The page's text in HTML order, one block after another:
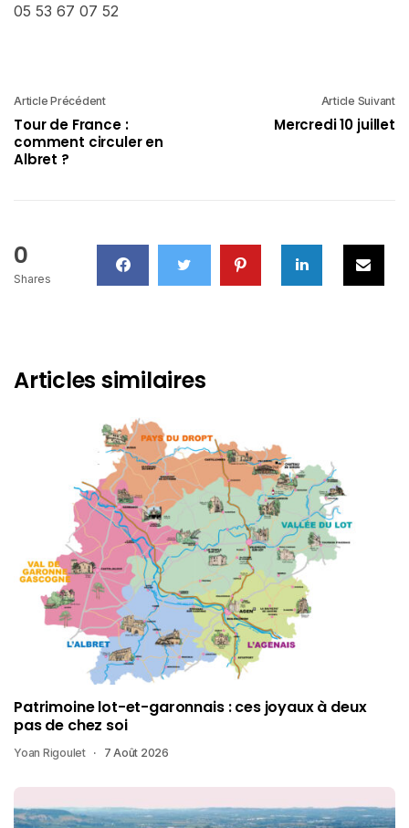
05 53 67 07 52
Article Précédent
Tour de France :
comment circuler en
Albret ?
Article Suivant
Mercredi 10 juillet
0
Shares
Articles similaires
Patrimoine lot-et-garonnais : ces joyaux à deux
pas de chez soi
Yoan Rigoulet 7 Août 2026